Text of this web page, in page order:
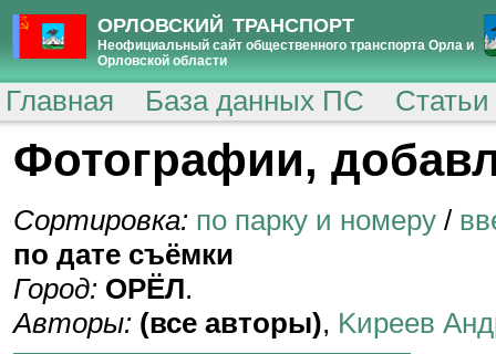
ОРЛОВСКИЙ ТРАНСПОРТ
Неофициальный сайт общественного транспорта Орла и
Орловской области
Главная База данных ПС
Фотографии,
Сортировка: по парку и номеру /
по дате съёмки
Город: ОРЁЛ.
Авторы: (все авторы), Kиpeeв